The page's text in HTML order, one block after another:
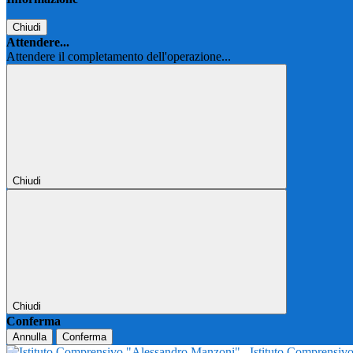
Chiudi
Attendere...
Attendere il completamento dell'operazione...
Chiudi
Chiudi
Conferma
Annulla Conferma